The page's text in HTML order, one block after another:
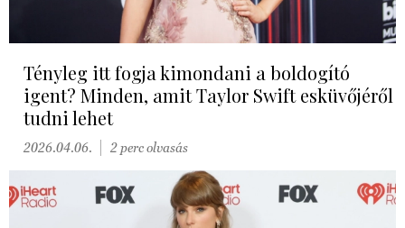
Tényleg itt fogja kimondani a boldogító
igent? Minden, amit Taylor Swift esküvőjéről
tudni lehet
2026.04.06. 2 perc olvasás